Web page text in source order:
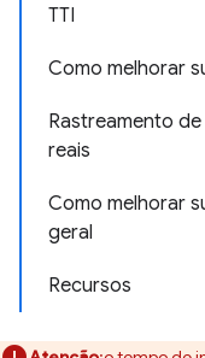
TTI
Como melhorar
Rastreamento
reais
Como melhorar
geral
Recursos